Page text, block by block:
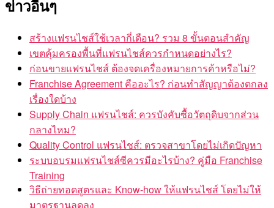
ข่าวอื่นๆ
สร้างแฟรนไชส์ใช้เวลากี่เดือน? รวม 8 ขั้นตอนสำคัญ
เขตคุ้มครองพื้นที่แฟรนไชส์ควรกำหนดอย่างไร?
ก่อนขายแฟรนไชส์ ต้องจดเครื่องหมายการค้าหรือไม่?
Franchise Agreement คืออะไร? ก่อนทำสัญญาต้องตกลง
เรื่องใดบ้าง
Supply Chain แฟรนไชส์: ควรบังคับซื้อวัตถุดิบจากส่วน
กลางไหม?
Quality Control แฟรนไชส์: ตรวจสาขาโดยไม่เกิดปัญหา
ระบบอบรมแฟรนไชส์ซีควรมีอะไรบ้าง? คู่มือ Franchise
Training
วิธีถ่ายทอดสูตรและ Know-how ให้แฟรนไชส์ โดยไม่ให้
มาตรฐานลดลง